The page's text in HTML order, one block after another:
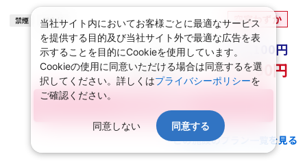
禁煙 朝食付 空室わずか
大人１名 108,100 円
基本代金合計 216,200 円
この施設のプラン一覧を見る
当社サイト内においてお客様ごとに最適なサービス
を提供する目的及び当社サイト外で最適な広告を表
示することを目的にCookieを使用しています。
Cookieの使用に同意いただける場合は同意するを選
択してください。詳しくはプライバシーポリシーを
ご確認ください。
同意しない 同意する